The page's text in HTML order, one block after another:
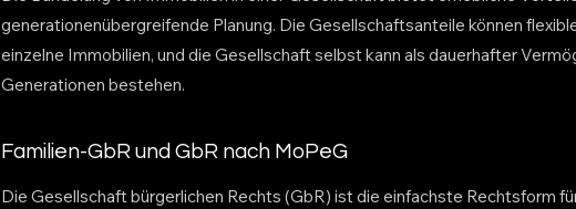
generationenübergreifende Planung. Die Gesellschaftsanteile können
einzelne Immobilien, und die Gesellschaft selbst kann als dauerhafter
Generationen bestehen.
Familien-GbR und GbR nach MoPeG
Die Gesellschaft bürgerlichen Rechts (GbR) ist die einfachste Rechtsform